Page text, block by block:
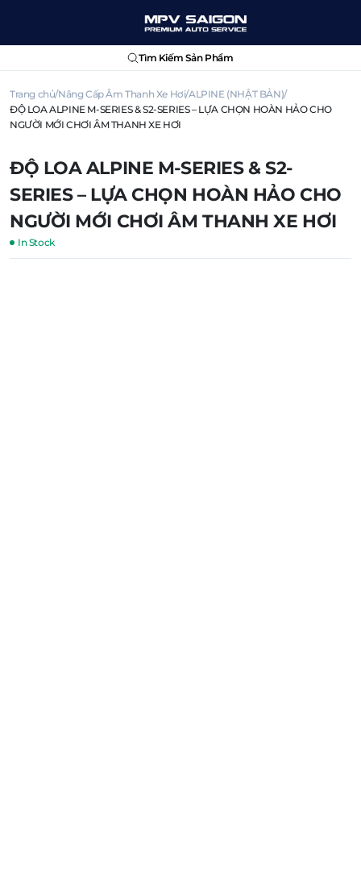
Tìm Kiếm Sản Phẩm
Trang chủ Nâng Cấp Âm Thanh Xe Hơi ALPINE (NHẬT BẢN)
ĐỘ LOA ALPINE M-SERIES & S2-SERIES – LỰA CHỌN HOÀN HẢO CHO
NGƯỜI MỚI CHƠI ÂM THANH XE HƠI
ĐỘ LOA ALPINE M-SERIES & S2-
SERIES – LỰA CHỌN HOÀN HẢO CHO
NGƯỜI MỚI CHƠI ÂM THANH XE HƠI
In Stock